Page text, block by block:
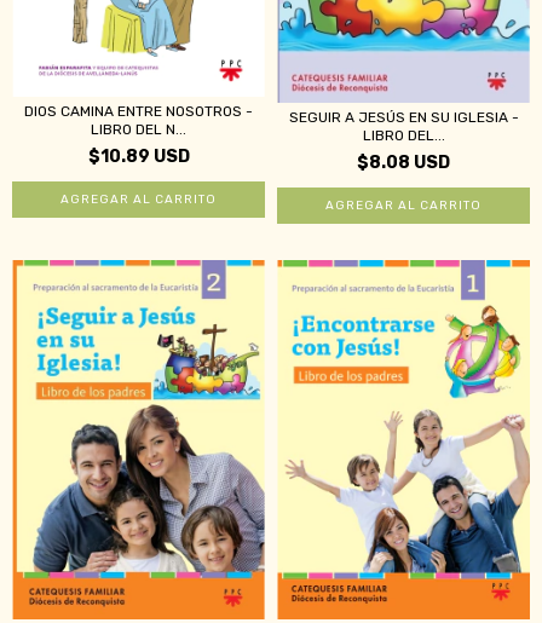
DIOS CAMINA ENTRE NOSOTROS -
LIBRO DEL N...
$10.89 USD
SEGUIR A JESÚS EN SU IGLESIA -
LIBRO DEL...
$8.08 USD